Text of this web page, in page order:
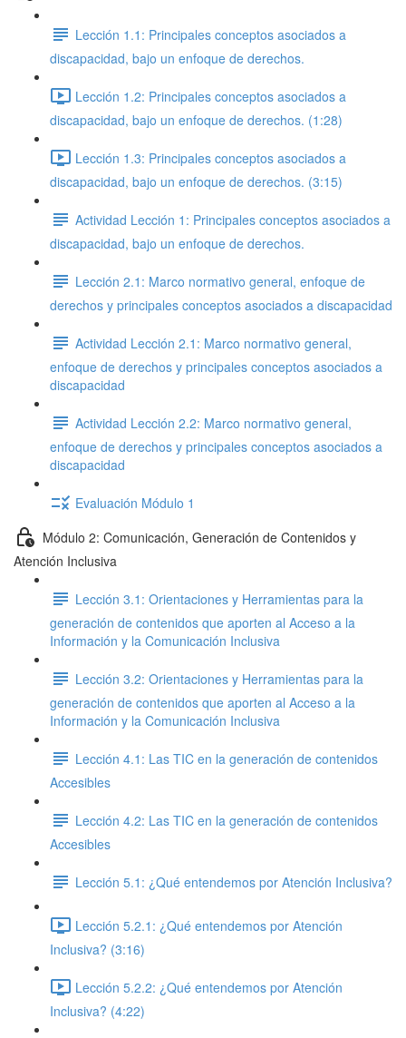
Lección 1.1: Principales conceptos asociados a
discapacidad, bajo un enfoque de derechos.
Lección 1.2: Principales conceptos asociados a
discapacidad, bajo un enfoque de derechos. (1:28)
Lección 1.3: Principales conceptos asociados a
discapacidad, bajo un enfoque de derechos. (3:15)
Actividad Lección 1: Principales conceptos asociados a
discapacidad, bajo un enfoque de derechos.
Lección 2.1: Marco normativo general, enfoque de
derechos y principales conceptos asociados a discapacidad
Actividad Lección 2.1: Marco normativo general,
enfoque de derechos y principales conceptos asociados a
discapacidad
Actividad Lección 2.2: Marco normativo general,
enfoque de derechos y principales conceptos asociados a
discapacidad
Evaluación Módulo 1
Módulo 2: Comunicación, Generación de Contenidos y
Atención Inclusiva
Lección 3.1: Orientaciones y Herramientas para la
generación de contenidos que aporten al Acceso a la
Información y la Comunicación Inclusiva
Lección 3.2: Orientaciones y Herramientas para la
generación de contenidos que aporten al Acceso a la
Información y la Comunicación Inclusiva
Lección 4.1: Las TIC en la generación de contenidos
Accesibles
Lección 4.2: Las TIC en la generación de contenidos
Accesibles
Lección 5.1: ¿Qué entendemos por Atención Inclusiva?
Lección 5.2.1: ¿Qué entendemos por Atención
Inclusiva? (3:16)
Lección 5.2.2: ¿Qué entendemos por Atención
Inclusiva? (4:22)